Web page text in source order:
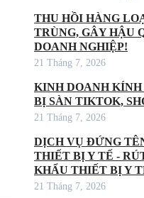
THU HỒI HÀNG
TRÙNG, GÂY HẬU
DOANH NGHIỆP!
21 Tháng 7, 2026
KINH DOANH
BỊ SÀN TIKTOK,
21 Tháng 7, 2026
DỊCH VỤ ĐỨNG
THIẾT BỊ Y TẾ -
KHẨU THIẾT BỊ Y
21 Tháng 7, 2026